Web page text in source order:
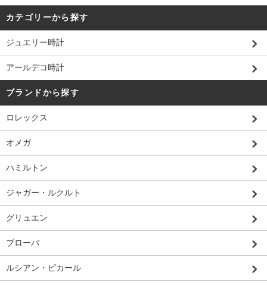
カテゴリーから探す
ジュエリー時計
アールデコ時計
ブランドから探す
ロレックス
オメガ
ハミルトン
ジャガー・ルクルト
グリュエン
ブローバ
ルシアン・ピカール